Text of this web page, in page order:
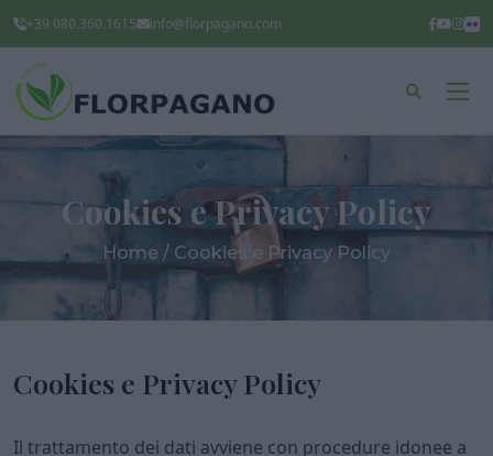
+39 080.360.1615 info@florpagano.com
Cookies e Privacy Policy
Home / Cookies e Privacy Policy
Cookies e Privacy Policy
Il trattamento dei dati avviene con procedure idonee a